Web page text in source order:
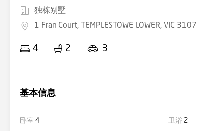
独栋别墅
1 Fran Court, TEMPLESTOWE LOWER, VIC 3107
4 2 3
基本信息
卧室 4 卫浴 2